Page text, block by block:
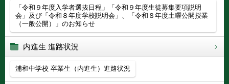
「令和９年度入学者選抜日程」「令和９年度生徒募集要項説明
会」及び「令和８年度学校説明会」、「令和８年度土曜公開授業
（一般公開）」のお知らせ
内進生 進路状況
浦和中学校 卒業生（内進生）進路状況